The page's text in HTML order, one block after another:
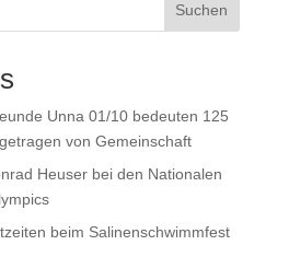
Suchen
Unna 01/10 bedeuten 125
von Gemeinschaft
Heuser bei den Nationalen
beim Salinenschwimmfest